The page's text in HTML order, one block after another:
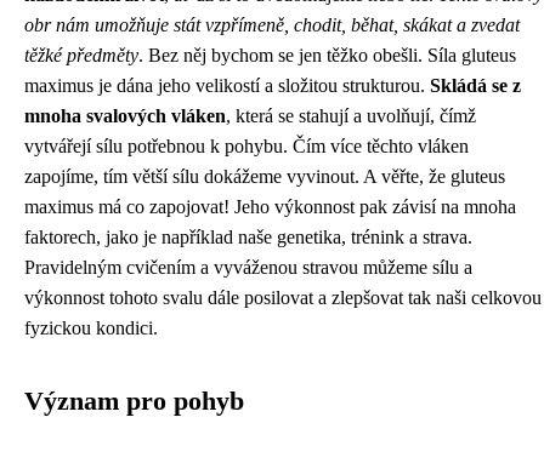
obr nám umožňuje stát vzpřímeně, chodit, běhat, skákat a zvedat
těžké předměty. Bez něj bychom se jen těžko obešli. Síla gluteus
maximus je dána jeho velikostí a složitou strukturou. Skládá se z
mnoha svalových vláken, která se stahují a uvolňují, čímž
vytvářejí sílu potřebnou k pohybu. Čím více těchto vláken
zapojíme, tím větší sílu dokážeme vyvinout. A věřte, že gluteus
maximus má co zapojovat! Jeho výkonnost pak závisí na mnoha
faktorech, jako je například naše genetika, trénink a strava.
Pravidelným cvičením a vyváženou stravou můžeme sílu a
výkonnost tohoto svalu dále posilovat a zlepšovat tak naši celkovou
fyzickou kondici.
Význam pro pohyb